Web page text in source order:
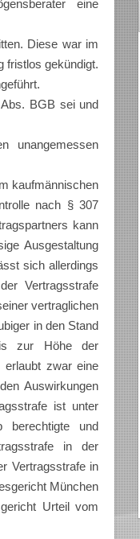
eine
Diese war im
fristlos gekündigt.
BGB sei und
unangemessen
kaufmännischen
nach § 307
kann
Ausgestaltung
sich allerdings
Vertragsstrafe
vertraglichen
in den Stand
zur Höhe der
erlaubt zwar eine
Auswirkungen
ist unter
berechtigte und
in der
Vertragsstrafe in
München
Urteil vom